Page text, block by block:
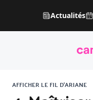
Actualités
AFFICHER LE FIL D'ARIANE